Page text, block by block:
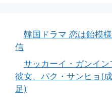
韓国ドラマ 恋は飴模
信
サッカーイ・ガンイ
彼女、パク・サンヒョ(
足)